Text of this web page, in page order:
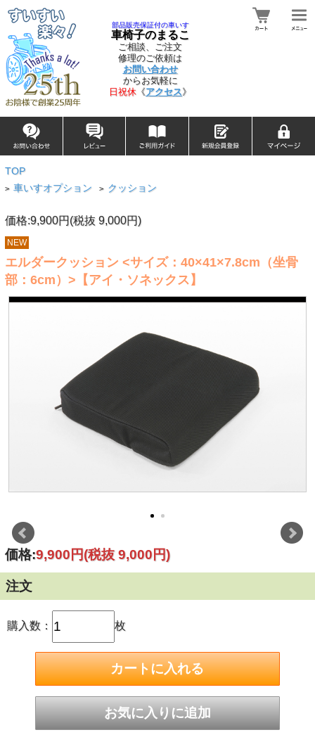
部品販売保証付の車いす
車椅子のまるこ
ご相談、ご注文
修理のご依頼は
お問い合わせ
からお気軽に
日祝休 《アクセス》
TOP
> 車いすオプション > クッション
価格:9,900円(税抜 9,000円)
NEW
エルダークッション <サイズ：40×41×7.8cm（坐骨
部：6cm）>【アイ・ソネックス】
価格:9,900円(税抜 9,000円)
注文
購入数： 枚